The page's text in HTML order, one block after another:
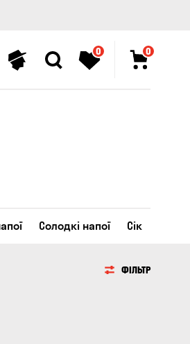
0 0
Солодкі напої Сік
ФІЛЬТР